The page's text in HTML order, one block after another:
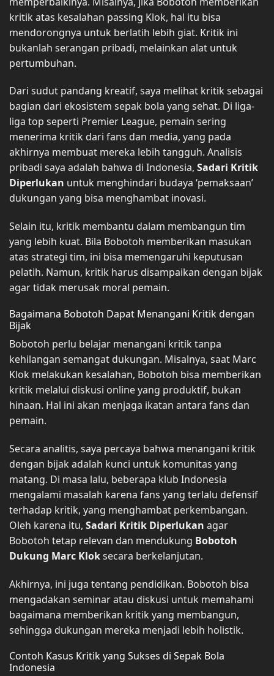
kritik atas kesalahan passing Klok, hal itu bisa
mendorongnya untuk berlatih lebih giat. Kritik ini
bukanlah serangan pribadi, melainkan alat untuk
pertumbuhan.
Dari sudut pandang kreatif, saya melihat kritik sebagai
bagian dari ekosistem sepak bola yang sehat. Di liga-
liga top seperti Premier League, pemain sering
menerima kritik dari fans dan media, yang pada
akhirnya membuat mereka lebih tangguh. Analisis
pribadi saya adalah bahwa di Indonesia, Sadari Kritik
Diperlukan untuk menghindari budaya ‘pemaksaan’
dukungan yang bisa menghambat inovasi.
Selain itu, kritik membantu dalam membangun tim
yang lebih kuat. Bila Bobotoh memberikan masukan
atas strategi tim, ini bisa memengaruhi keputusan
pelatih. Namun, kritik harus disampaikan dengan bijak
agar tidak merusak moral pemain.
Bagaimana Bobotoh Dapat Menangani Kritik dengan
Bijak
Bobotoh perlu belajar menangani kritik tanpa
kehilangan semangat dukungan. Misalnya, saat Marc
Klok melakukan kesalahan, Bobotoh bisa memberikan
kritik melalui diskusi online yang produktif, bukan
hinaan. Hal ini akan menjaga ikatan antara fans dan
pemain.
Secara analitis, saya percaya bahwa menangani kritik
dengan bijak adalah kunci untuk komunitas yang
matang. Di masa lalu, beberapa klub Indonesia
mengalami masalah karena fans yang terlalu defensif
terhadap kritik, yang menghambat perkembangan.
Oleh karena itu, Sadari Kritik Diperlukan agar
Bobotoh tetap relevan dan mendukung Bobotoh
Dukung Marc Kloksecara berkelanjutan.
Akhirnya, ini juga tentang pendidikan. Bobotoh bisa
mengadakan seminar atau diskusi untuk memahami
bagaimana memberikan kritik yang membangun,
sehingga dukungan mereka menjadi lebih holistik.
Contoh Kasus Kritik yang Sukses di Sepak Bola
Indonesia